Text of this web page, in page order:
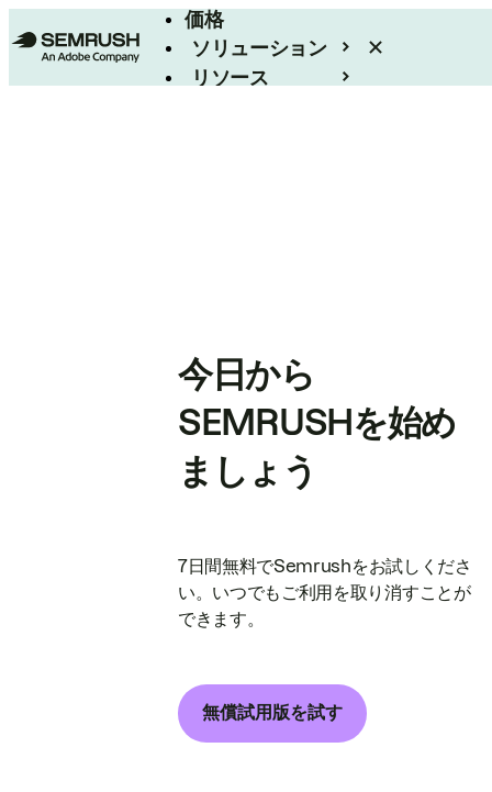
価格
ソリューション
リソース
今日から
SEMRUSHを始め
ましょう
7日間無料でSemrushをお試しくださ
い。いつでもご利用を取り消すことが
できます。
無償試用版を試す